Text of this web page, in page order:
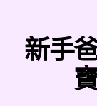
新手